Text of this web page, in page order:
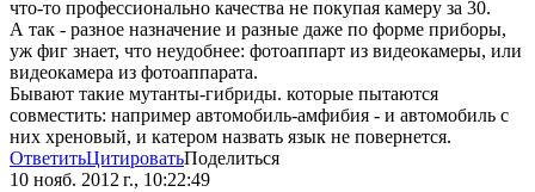
что-то профессионально качества не покупая камеру за 30.
А так - разное назначение и разные даже по форме приборы,
уж фиг знает, что неудобнее: фотоаппарт из видеокамеры, или
видеокамера из фотоаппарата.
Бывают такие мутанты-гибриды. которые пытаются
совместить: например автомобиль-амфибия - и автомобиль с
них хреновый, и катером назвать язык не повернется.
ОтветитьЦитироватьПоделиться
10 нояб. 2012 г., 10:22:49